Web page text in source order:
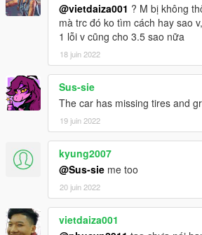
@vietdaiza001 ? M bị không
mà trc đó ko tìm cách hay sao
1 lỗi v cũng cho 3.5 sao nữa
18 juin 2022
Sus-sie
The car has missing tires and
19 juin 2022
kyung2007
@Sus-sie me too
20 juin 2022
vietdaiza001